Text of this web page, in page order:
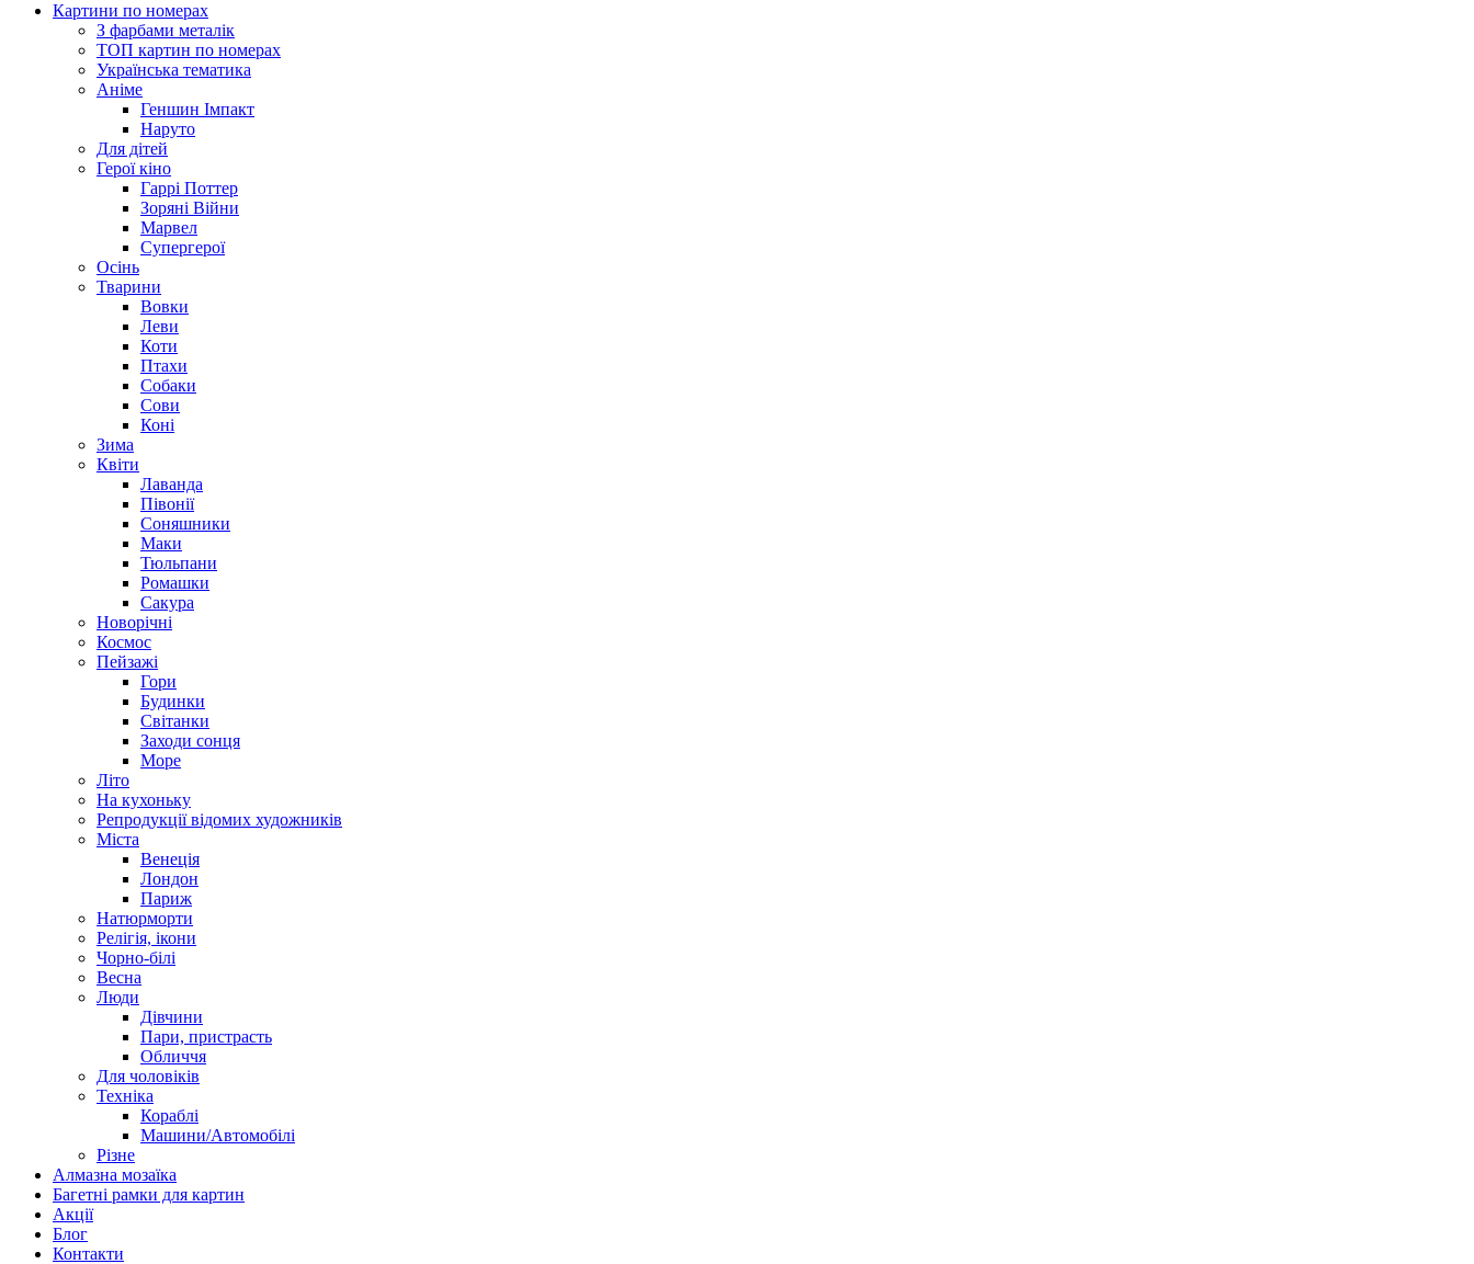
Картини по номерах
З фарбами металік
ТОП картин по номерах
Українська тематика
Аніме
Геншин Імпакт
Наруто
Для дітей
Герої кіно
Гаррі Поттер
Зоряні Війни
Марвел
Супергерої
Осінь
Тварини
Вовки
Леви
Коти
Птахи
Собаки
Сови
Коні
Зима
Квіти
Лаванда
Півонії
Соняшники
Маки
Тюльпани
Ромашки
Сакура
Новорічні
Космос
Пейзажі
Гори
Будинки
Світанки
Заходи сонця
Море
Літо
На кухоньку
Репродукції відомих художників
Міста
Венеція
Лондон
Париж
Натюрморти
Релігія, ікони
Чорно-білі
Весна
Люди
Дівчини
Пари, пристрасть
Обличчя
Для чоловіків
Техніка
Кораблі
Машини/Автомобілі
Різне
Алмазна мозаїка
Багетні рамки для картин
Акції
Блог
Контакти